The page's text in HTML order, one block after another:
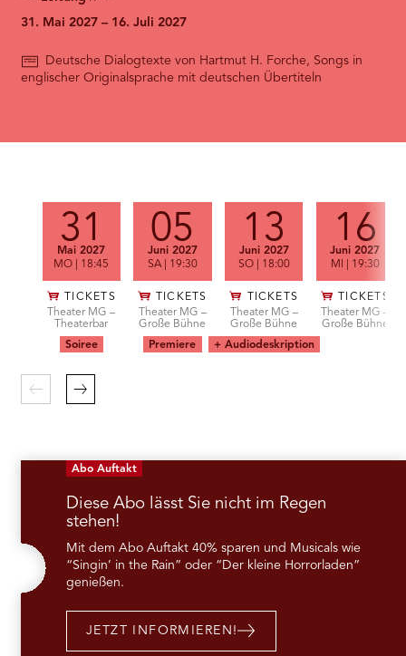
31. Mai 2027 – 16. Juli 2027
Deutsche Dialogtexte von Hartmut H. Forche, Songs in
englischer Originalsprache mit deutschen Übertiteln
31
Mai 2027
MO | 18:45
TICKETS
Theater MG –
Theaterbar
Soiree
05
Juni 2027
SA| 19:30
TICKETS
Theater MG –
Große Bühne
Premiere
13
Juni 2027
SO| 18:00
TICKETS
Theater MG –
Große Bühne
+ Audiodeskription
16
Juni 2027
MI
| 19:30
TICKETS
Theater MG –
Große Bühne
Zurück Weiter
Abo Auftakt
Diese Abo lässt Sie nicht im Regen
stehen!
Mit dem Abo Auftakt 40% sparen und Musicals wie
“Singin’ in the Rain” oder “Der kleine Horrorladen”
genießen.
JETZT INFORMIEREN!